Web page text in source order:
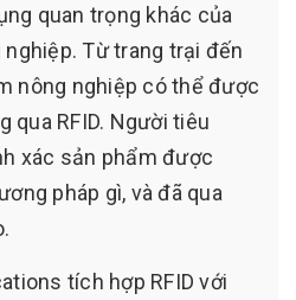
quan trọng khác của
Từ trang trại đến
nông nghiệp có thể được
qua RFID. Người tiêu
xác sản phẩm được
pháp gì, và đã qua
tích hợp RFID với